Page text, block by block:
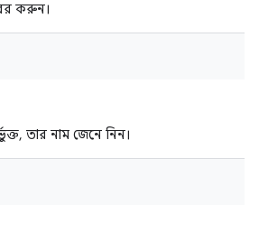
করুন।
তার নাম জেনে নিন।